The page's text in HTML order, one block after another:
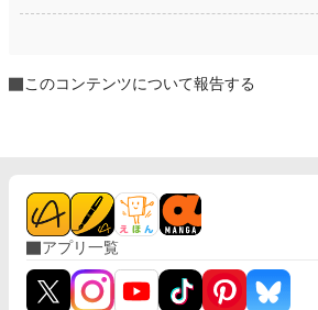
このコンテンツについて報告する
アプリ一覧